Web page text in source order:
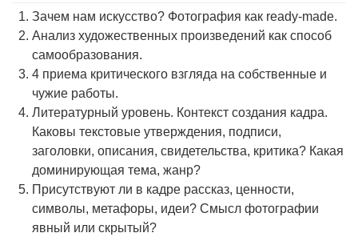
Зачем нам искусство? Фотография как ready-made.
Анализ художественных произведений как способ
самообразования.
4 приема критического взгляда на собственные и
чужие работы.
Литературный уровень. Контекст создания кадра.
Каковы текстовые утверждения, подписи,
заголовки, описания, свидетельства, критика? Какая
доминирующая тема, жанр?
Присутствуют ли в кадре рассказ, ценности,
символы, метафоры, идеи? Смысл фотографии
явный или скрытый?